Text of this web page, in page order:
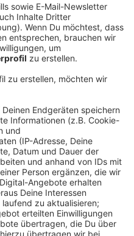
04:56
bei der Stadt
an der Moskauer
Neubau mit modernsten
Sicht. Die
Euro geschätzt.
Weg bringen,
sein. Die Sitzung
der Mitsubishi Electric
Keller (CDU), der sich